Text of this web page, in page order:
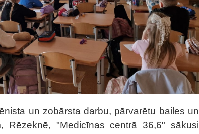
un zobārsta darbu, pārvarētu bailes un
Rēzeknē, "Medicīnas centrā 36,6" sākusi